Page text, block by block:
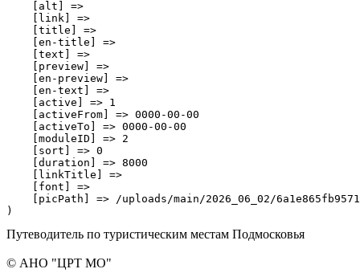
    [alt] =>
    [link] =>
    [title] =>
    [en-title] =>
    [text] =>
    [preview] =>
    [en-preview] =>
    [en-text] =>
    [active] => 1
    [activeFrom] => 0000-00-00
    [activeTo] => 0000-00-00
    [moduleID] => 2
    [sort] => 0
    [duration] => 8000
    [linkTitle] =>
    [font] =>
[picPath] => /uploads/main/2026_06_02/
Путеводитель по туристическим местам Подмосковья
© АНО "ЦРТ МО"